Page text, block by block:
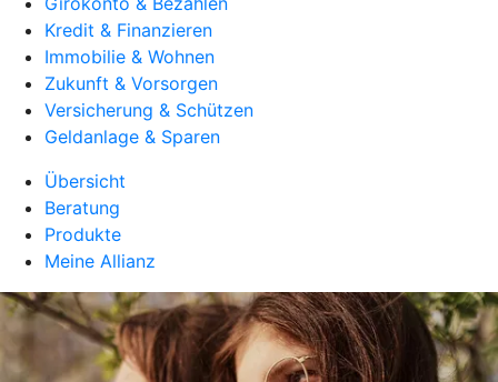
Kredit & Finanzieren
Immobilie & Wohnen
Zukunft & Vorsorgen
Versicherung & Schützen
Geldanlage & Sparen
Übersicht
Beratung
Produkte
Meine Allianz